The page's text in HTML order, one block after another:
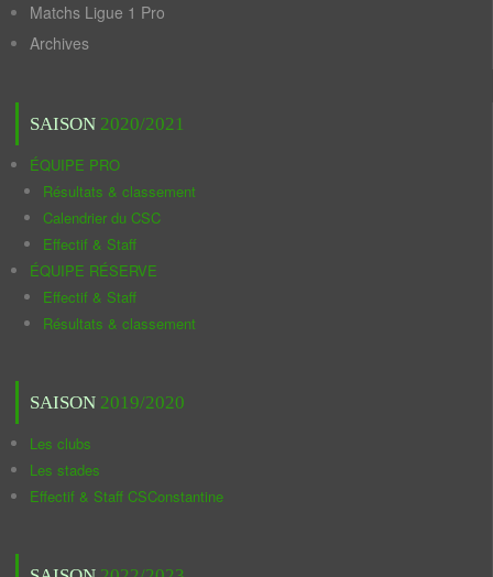
Matchs Ligue 1 Pro
Archives
SAISON 2020/2021
ÉQUIPE PRO
Résultats & classement
Calendrier du CSC
Effectif & Staff
ÉQUIPE RÉSERVE
Effectif & Staff
Résultats & classement
SAISON 2019/2020
Les clubs
Les stades
Effectif & Staff CSConstantine